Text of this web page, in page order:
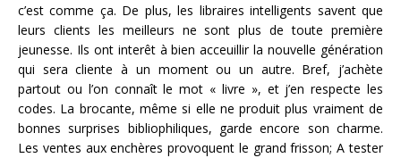
c’est comme ça. De plus, les libraires intelligents savent que
leurs clients les meilleurs ne sont plus de toute première
jeunesse. Ils ont interêt à bien acceuillir la nouvelle génération
qui sera cliente à un moment ou un autre. Bref, j’achète
partout ou l’on connaît le mot « livre », et j’en respecte les
codes. La brocante, même si elle ne produit plus vraiment de
bonnes surprises bibliophiliques, garde encore son charme.
Les ventes aux enchères provoquent le grand frisson; A tester